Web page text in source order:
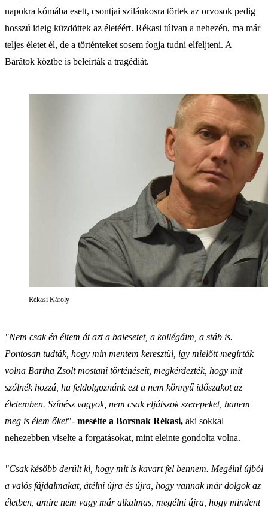
napokra kómába esett, csontjai szilánkosra törtek az orvosok pedig
hosszú ideig küzdöttek az életéért. Rékasi túlvan a nehezén, ma már
teljes életet él, de a történteket sosem fogja tudni elfeljteni. A
Barátok köztbe is beleírták a tragédiát.
Rékasi Károly
"Nem csak én éltem át azt a balesetet, a kollégáim, a stáb is.
Pontosan tudták, hogy min mentem keresztül, így mielőtt megírták
volna Bartha Zsolt mostani történéseit, megkérdezték, hogy mit
szólnék hozzá, ha feldolgoznánk ezt a nem könnyű időszakot az
életemben. Színész vagyok, nem csak eljátszok szerepeket, hanem
meg is élem őket"- mesélte a Borsnak Rékasi, aki sokkal
nehezebben viselte a forgatásokat, mint eleinte gondolta volna.
"Csak később derült ki, hogy mit is kavart fel bennem. Megélni újból
a valós fájdalmakat, átélni újra és újra, hogy vannak már dolgok az
életben, amire nem vagy már alkalmas, megélni újra, hogy mindent